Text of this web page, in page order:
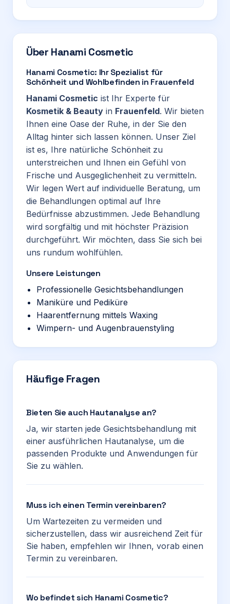
Über Hanami Cosmetic
Hanami Cosmetic: Ihr Spezialist für
Schönheit und Wohlbefinden in Frauenfeld
Hanami Cosmetic ist Ihr Experte für
Kosmetik & Beauty in Frauenfeld. Wir bieten
Ihnen eine Oase der Ruhe, in der Sie den
Alltag hinter sich lassen können. Unser Ziel
ist es, Ihre natürliche Schönheit zu
unterstreichen und Ihnen ein Gefühl von
Frische und Ausgeglichenheit zu vermitteln.
Wir legen Wert auf individuelle Beratung, um
die Behandlungen optimal auf Ihre
Bedürfnisse abzustimmen. Jede Behandlung
wird sorgfältig und mit höchster Präzision
durchgeführt. Wir möchten, dass Sie sich bei
uns rundum wohlfühlen.
Unsere Leistungen
Professionelle Gesichtsbehandlungen
Maniküre und Pediküre
Haarentfernung mittels Waxing
Wimpern- und Augenbrauenstyling
Häufige Fragen
Bieten Sie auch Hautanalyse an?
Ja, wir starten jede Gesichtsbehandlung mit
einer ausführlichen Hautanalyse, um die
passenden Produkte und Anwendungen für
Sie zu wählen.
Muss ich einen Termin vereinbaren?
Um Wartezeiten zu vermeiden und
sicherzustellen, dass wir ausreichend Zeit für
Sie haben, empfehlen wir Ihnen, vorab einen
Termin zu vereinbaren.
Wo befindet sich Hanami Cosmetic?